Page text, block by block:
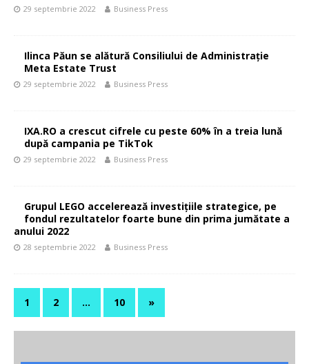
29 septembrie 2022 Business Press
Ilinca Păun se alătură Consiliului de Administrație
Meta Estate Trust
29 septembrie 2022 Business Press
IXA.RO a crescut cifrele cu peste 60% în a treia lună
după campania pe TikTok
29 septembrie 2022 Business Press
Grupul LEGO accelerează investițiile strategice, pe
fondul rezultatelor foarte bune din prima jumătate a
anului 2022
28 septembrie 2022 Business Press
1 2 … 10 »